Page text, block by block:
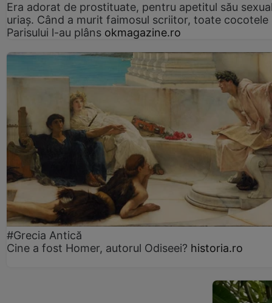
Era adorat de prostituate, pentru apetitul său
uriaș. Când a murit faimosul scriitor, toate cocotele
Parisului l-au plâns okmagazine.ro
#Grecia Antică
Cine a fost Homer, autorul Odiseei? historia.ro